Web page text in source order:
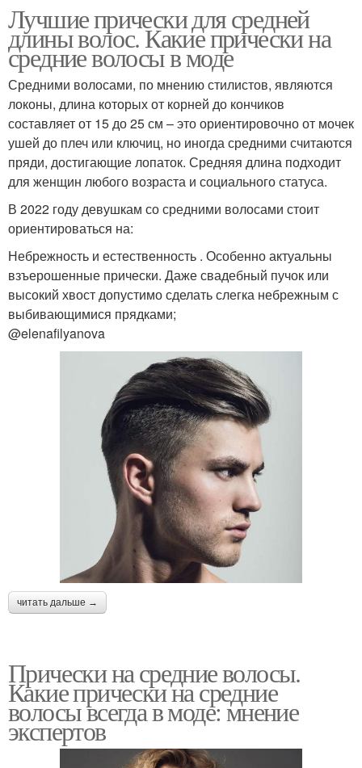
Лучшие прически для средней
длины волос. Какие прически на
средние волосы в моде
Средними волосами, по мнению стилистов, являются
локоны, длина которых от корней до кончиков
составляет от 15 до 25 см – это ориентировочно от мочек
ушей до плеч или ключиц, но иногда средними считаются
пряди, достигающие лопаток. Средняя длина подходит
для женщин любого возраста и социального статуса.
В 2022 году девушкам со средними волосами стоит
ориентироваться на:
Небрежность и естественность . Особенно актуальны
взъерошенные прически. Даже свадебный пучок или
высокий хвост допустимо сделать слегка небрежным с
выбивающимися прядками;
@elenafilyanova
читать дальше →
Прически на средние волосы.
Какие прически на средние
волосы всегда в моде: мнение
экспертов